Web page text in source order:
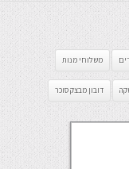
משלוחי מנות
דובון מבצק סוכר